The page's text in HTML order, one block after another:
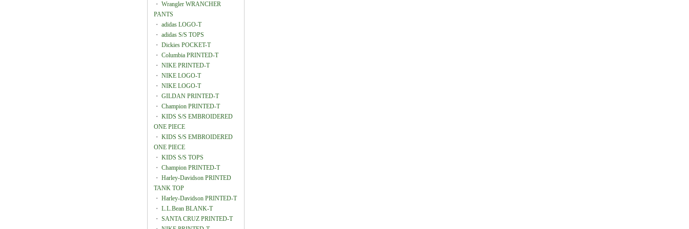
・ Wrangler WRANCHER
PANTS
・ adidas LOGO-T
・ adidas S/S TOPS
・ Dickies POCKET-T
・ Columbia PRINTED-T
・ NIKE PRINTED-T
・ NIKE LOGO-T
・ NIKE LOGO-T
・ GILDAN PRINTED-T
・ Champion PRINTED-T
・ KIDS S/S EMBROIDERED
ONE PIECE
・ KIDS S/S EMBROIDERED
ONE PIECE
・ KIDS S/S TOPS
・ Champion PRINTED-T
・ Harley-Davidson PRINTED
TANK TOP
・ Harley-Davidson PRINTED-T
・ L.L.Bean BLANK-T
・ SANTA CRUZ PRINTED-T